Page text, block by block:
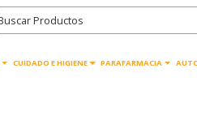
CUIDADO E HIGIENE PARAFARMACIA